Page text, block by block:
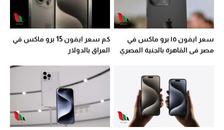
سعر ايفون ١٥ برو ماكس في
مصر فى القاهرة بالجنية المصري
كم سعر ايفون 15 برو ماكس في
العراق بالدولار